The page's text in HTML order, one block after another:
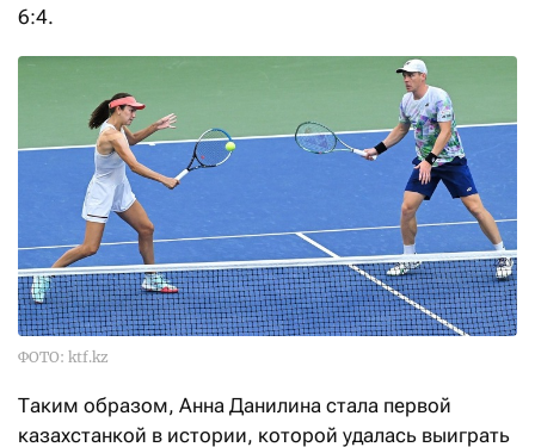
6:4.
ФОТО: ktf.kz
Таким образом, Анна Данилина стала первой
казахстанкой в истории, которой удалась выиграть